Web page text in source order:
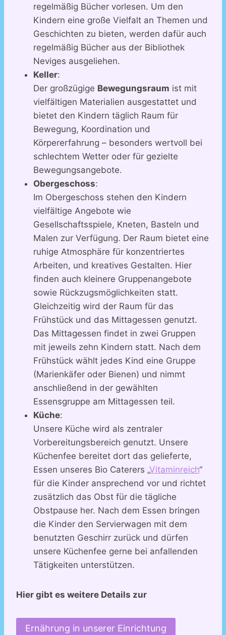
regelmäßig Bücher vorlesen. Um den
Kindern eine große Vielfalt an Themen und
Geschichten zu bieten, werden dafür auch
regelmäßig Bücher aus der Bibliothek
Neviges ausgeliehen.
Keller:
Der großzügige Bewegungsraum ist mit
vielfältigen Materialien ausgestattet und
bietet den Kindern täglich Raum für
Bewegung, Koordination und
Körpererfahrung – besonders wertvoll bei
schlechtem Wetter oder für gezielte
Bewegungsangebote.
Obergeschoss:
Im Obergeschoss stehen den Kindern
vielfältige Angebote wie
Gesellschaftsspiele, Kneten, Basteln und
Malen zur Verfügung. Der Raum bietet eine
ruhige Atmosphäre für konzentriertes
Arbeiten, und kreatives Gestalten. Hier
finden auch kleinere Gruppenangebote
sowie Rückzugsmöglichkeiten statt.
Gleichzeitig wird der Raum für das
Frühstück und das Mittagessen genutzt.
Das Mittagessen findet in zwei Gruppen
mit jeweils zehn Kindern statt. Nach dem
Frühstück wählt jedes Kind eine Gruppe
(Marienkäfer oder Bienen) und nimmt
anschließend in der gewählten
Essensgruppe am Mittagessen teil.
Küche:
Unsere Küche wird als zentraler
Vorbereitungsbereich genutzt. Unsere
Küchenfee bereitet dort das gelieferte,
Essen unseres Bio Caterers „Vitaminreich“
für die Kinder ansprechend vor und richtet
zusätzlich das Obst für die tägliche
Obstpause her. Nach dem Essen bringen
die Kinder den Servierwagen mit dem
benutzten Geschirr zurück und dürfen
unsere Küchenfee gerne bei anfallenden
Tätigkeiten unterstützen.
Hier gibt es weitere Details zur
Ernährung in unserer Einrichtung